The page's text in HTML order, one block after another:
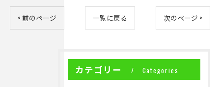
< 前のページ 一覧に戻る 次のページ >
カテゴリー Categories